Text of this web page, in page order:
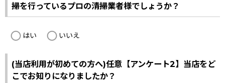
掃を行っているプロの清掃業者様でしょうか？
はい いいえ
(当店利用が初めての方へ)任意【アンケート2】当店をど
こでお知りになりましたか？